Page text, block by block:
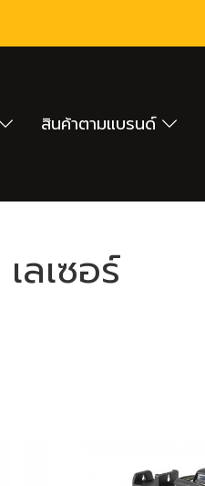
สินค้าตามแบรนด์
เลเซอร์